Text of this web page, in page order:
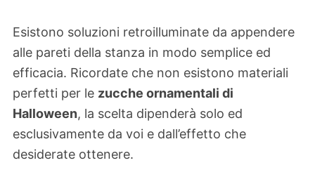
Esistono soluzioni retroilluminate da appendere
alle pareti della stanza in modo semplice ed
efficacia. Ricordate che non esistono materiali
perfetti per le zucche ornamentali di
Halloween, la scelta dipenderà solo ed
esclusivamente da voi e dall’effetto che
desiderate ottenere.